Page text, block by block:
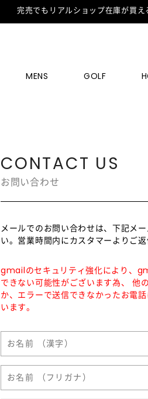
完売でもリアルショップ在庫が買
MENS GOLF
CONTACT US
お問い合わせ
メールでのお問い合わせは、下記メ
い。営業時間内にカスタマーよりご返
gmailのセキュリティ強化により、
できない可能性がございます為、 他
か、エラーで送信できなかったお電
います。